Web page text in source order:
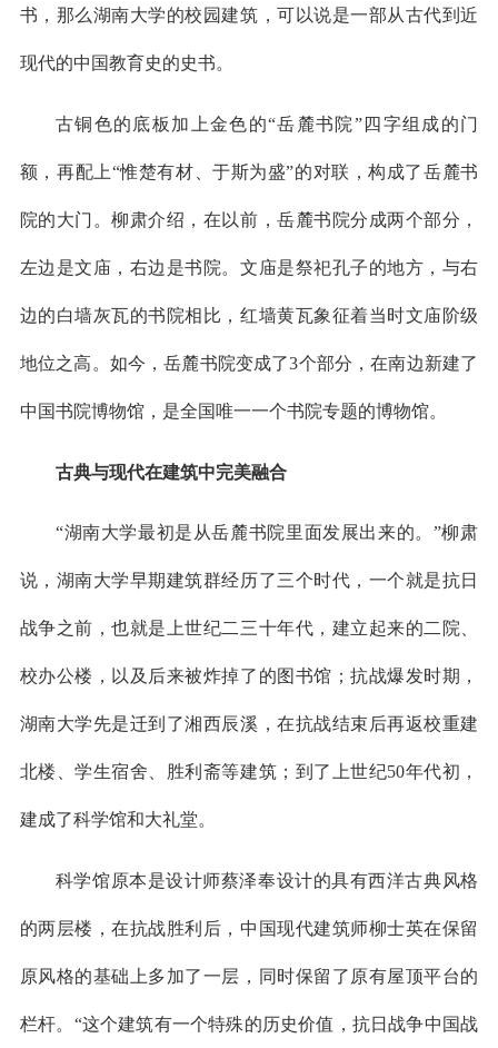
书，那么湖南大学的校园建筑，可以说是一部从古代到近
现代的中国教育史的史书。
古铜色的底板加上金色的“岳麓书院”四字组成的门
额，再配上“惟楚有材、于斯为盛”的对联，构成了岳麓书
院的大门。柳肃介绍，在以前，岳麓书院分成两个部分，
左边是文庙，右边是书院。文庙是祭祀孔子的地方，与右
边的白墙灰瓦的书院相比，红墙黄瓦象征着当时文庙阶级
地位之高。如今，岳麓书院变成了3个部分，在南边新建了
中国书院博物馆，是全国唯一一个书院专题的博物馆。
古典与现代在建筑中完美融合
“湖南大学最初是从岳麓书院里面发展出来的。”柳肃
说，湖南大学早期建筑群经历了三个时代，一个就是抗日
战争之前，也就是上世纪二三十年代，建立起来的二院、
校办公楼，以及后来被炸掉了的图书馆；抗战爆发时期，
湖南大学先是迁到了湘西辰溪，在抗战结束后再返校重建
北楼、学生宿舍、胜利斋等建筑；到了上世纪50年代初，
建成了科学馆和大礼堂。
科学馆原本是设计师蔡泽奉设计的具有西洋古典风格
的两层楼，在抗战胜利后，中国现代建筑师柳士英在保留
原风格的基础上多加了一层，同时保留了原有屋顶平台的
栏杆。“这个建筑有一个特殊的历史价值，抗日战争中国战